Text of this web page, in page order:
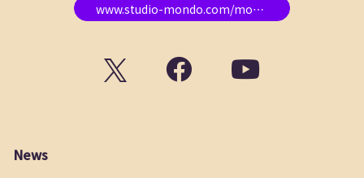
www.studio-mondo.com/mondojacksins
News